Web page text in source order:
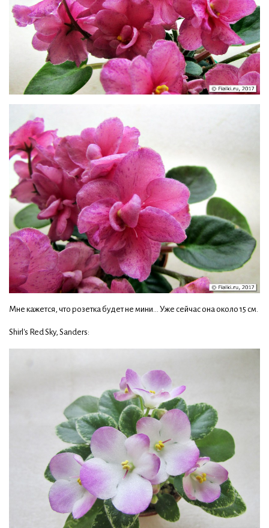
Мне кажется, что розетка будет не мини... Уже сейчас она около 15 см.
Shirl's Red Sky, Sanders: